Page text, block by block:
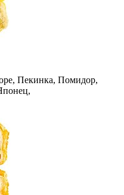
Пекинка, Помидор,